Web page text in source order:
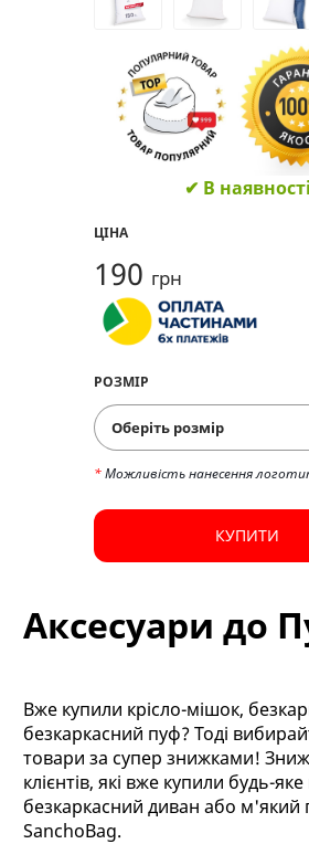
✔ В наявності
ЦІНА
190 грн
РОЗМІР
*Можливість нанесення
КУПИТИ
Аксесуари до
Вже купили крісло-мішок,
безкаркасний пуф? Тоді
товари за супер знижками!
клієнтів, які вже купили будь-
безкаркасний диван або м'який
SanchoBag.